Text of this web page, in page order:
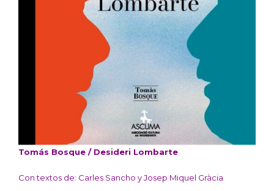
Tomás Bosque / Desideri Lombarte
Con textos de: Carles Sancho y Josep Miquel Gràcia